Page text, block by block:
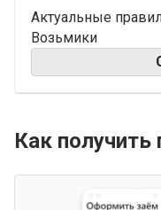
Актуальные
Возьмики
Как получить